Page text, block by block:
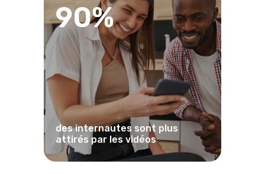
90%
des internautes sont plus
attirés par les vidéos